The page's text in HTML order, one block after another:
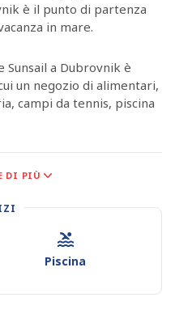
è il punto di partenza
in mare.
a Dubrovnik è
un negozio di alimentari,
campi da tennis, piscina
prodotti gastronomici
per ogni tipo di
allo snorkeling e le
DI PIÙ
Piscina